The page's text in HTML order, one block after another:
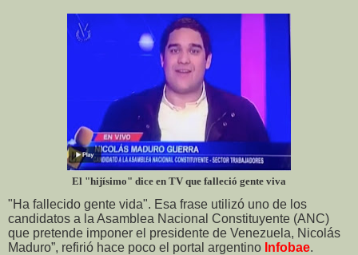
El "hijísimo" dice en TV que falleció gente viva
"Ha fallecido gente vida". Esa frase utilizó uno de los
candidatos a la Asamblea Nacional Constituyente (ANC)
que pretende imponer el presidente de Venezuela, Nicolás
Maduro”, refirió hace poco el portal argentino Infobae.